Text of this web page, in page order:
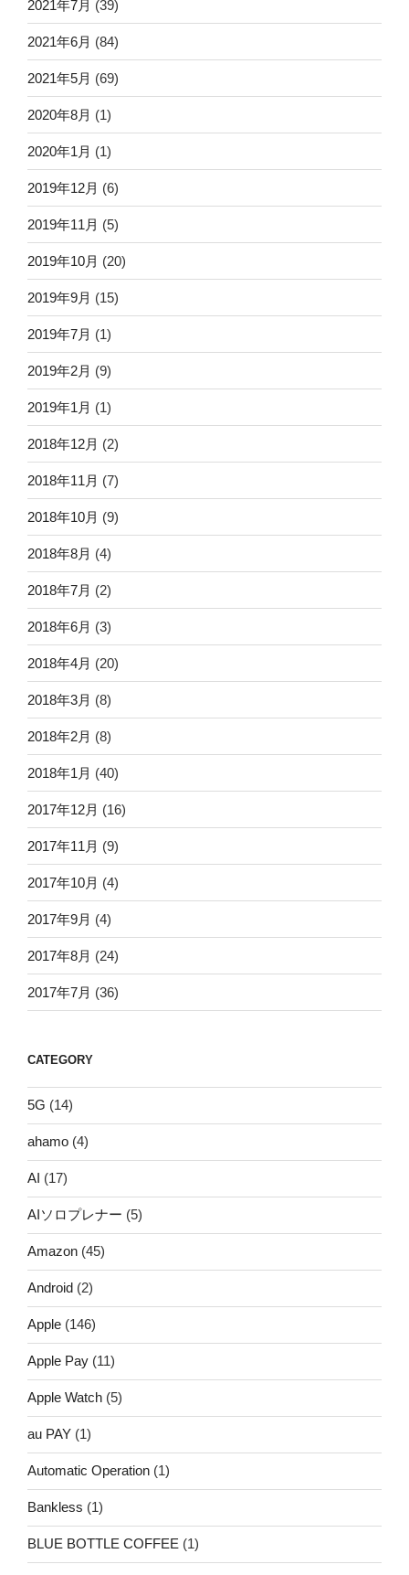
2021年7月 (39)
2021年6月 (84)
2021年5月 (69)
2020年8月 (1)
2020年1月 (1)
2019年12月 (6)
2019年11月 (5)
2019年10月 (20)
2019年9月 (15)
2019年7月 (1)
2019年2月 (9)
2019年1月 (1)
2018年12月 (2)
2018年11月 (7)
2018年10月 (9)
2018年8月 (4)
2018年7月 (2)
2018年6月 (3)
2018年4月 (20)
2018年3月 (8)
2018年2月 (8)
2018年1月 (40)
2017年12月 (16)
2017年11月 (9)
2017年10月 (4)
2017年9月 (4)
2017年8月 (24)
2017年7月 (36)
CATEGORY
5G (14)
ahamo (4)
AI (17)
AIソロプレナー (5)
Amazon (45)
Android (2)
Apple (146)
Apple Pay (11)
Apple Watch (5)
au PAY (1)
Automatic Operation (1)
Bankless (1)
BLUE BOTTLE COFFEE (1)